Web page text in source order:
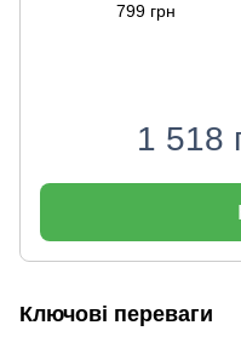
799 грн
1 518
Ключові переваги